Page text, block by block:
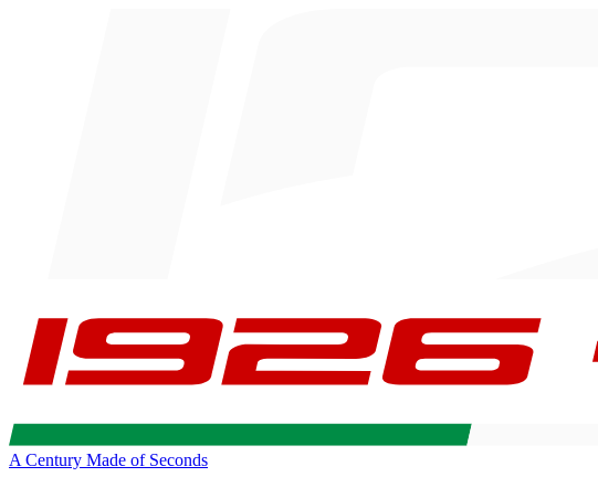
A Century Made of Seconds